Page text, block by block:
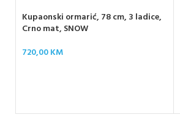
Kupaonski ormarić, 78 cm, 3 ladice,
Crno mat, SNOW
720,00KM